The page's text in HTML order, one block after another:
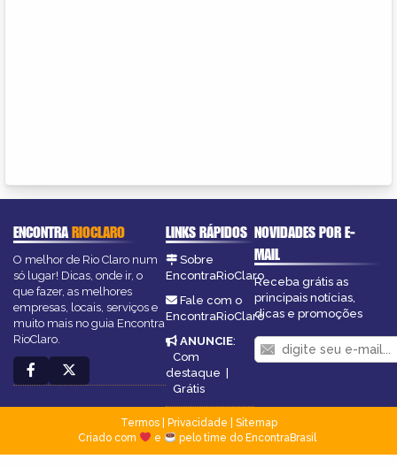
ENCONTRARIOCLARO
O melhor de Rio Claro num
só lugar! Dicas, onde ir, o
que fazer, as melhores
empresas, locais, serviços e
muito mais no guia Encontra
RioClaro.
LINKS RÁPIDOS
Sobre
EncontraRioClaro
Fale com o
EncontraRioClaro
ANUNCIE:
Com
destaque |
Grátis
NOVIDADES POR E-
MAIL
Receba grátis as
principais notícias,
dicas e promoções
Termos| Privacidade
Sitemap
Criado com
e pelo time do EncontraBrasil